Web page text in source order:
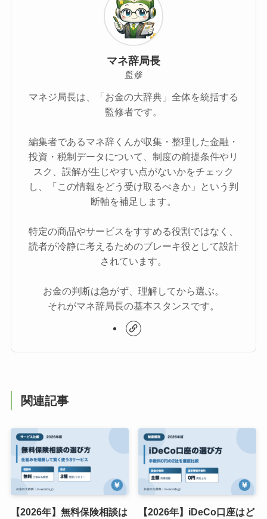
マネ辞局長
監修
マネジ局長は、「お金の大辞典」全体を統括する
監修者です。
編集者であるマネ辞くんが収集・整理した金融・
投資・税制データについて、制度の前提条件やリ
スク、誤解が生じやすい点がないかをチェック
し、「この情報をどう受け取るべきか」という判
断軸を補足します。
特定の商品やサービスをすすめる役割ではなく、
読者が冷静に考えるためのブレーキ役として設計
されています。
お金の判断は急がず、理解してから選ぶ。
それがマネ辞局長の基本スタンスです。
関連記事
【2026年】無料保険相談は
【2026年】iDeCo口座はど